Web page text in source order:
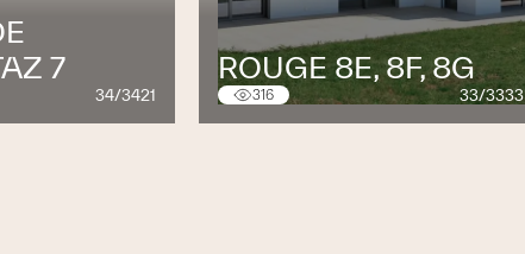
7
34/3421
ROUGE 8E, 8F, 8G
316 33/3333